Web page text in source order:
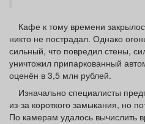
Кафе к тому времени
никто не пострадал. Однако
сильный, что повредил стены,
уничтожил припаркованный
оценён в 3,5 млн рублей.
Изначально специалисты
из-за короткого замыкания, но
По камерам удалось вычислить